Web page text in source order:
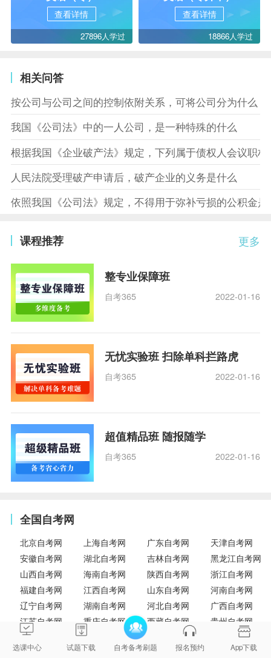
查看详情
27896人学过
查看详情
18866人学过
相关问答
按公司与公司之间的控制依附关系，可将公司分为什么
我国《公司法》中的一人公司，是一种特殊的什么
根据我国《企业破产法》规定，下列属于债权人会议职
人民法院受理破产申请后，破产企业的义务是什么
依照我国《公司法》规定，不得用于弥补亏损的公积金是
更多
课程推荐
整专业保障班
自考365 2022-01-16
无忧实验班 扫除单科拦路虎
自考365 2022-01-16
超值精品班 随报随学
自考365 2022-01-16
全国自考网
北京自考网 上海自考网 广东自考网
天津自考网
安徽自考网
湖北自考网 吉林自考网
黑龙江自考网
山西自考网
海南自考网 陕西自考网
浙江自考网
福建自考网
江西自考网 山东自考网
河南自考网
辽宁自考网
湖南自考网 河北自考网
广西自考网
江苏自考网
重庆自考网 西藏自考网
贵州自考网
云南自考网
四川自考网 内蒙古自考网
甘肃自考网
青海自考网
宁夏自考网 新疆自考网
选课中心 试题下载 自考备考刷题 报名预约 App下载